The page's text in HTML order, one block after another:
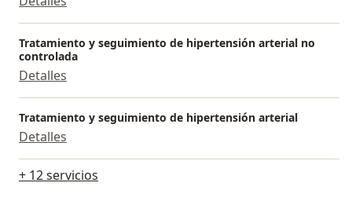
Tratamiento y seguimiento de hipertensión arterial no
controlada
Detalles
Tratamiento y seguimiento de hipertensión arterial
Detalles
+ 12 servicios